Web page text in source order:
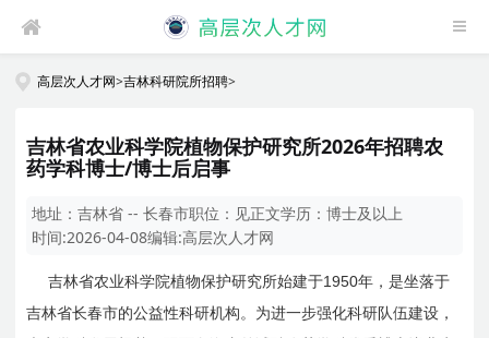
高层次人才网>吉林科研院所招聘>
吉林省农业科学院植物保护研究所2026年招聘农
药学科博士/博士后启事
地址：吉林省 -- 长春市职位： 见正文学历：博士及以上
时间:2026-04-08编辑:高层次人才网
吉林省农业科学院植物保护研究所始建于1950年，是坐落于
吉林省长春市的公益性科研机构。为进一步强化科研队伍建设，